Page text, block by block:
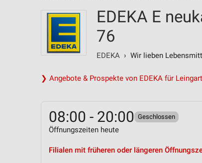
EDEKA E
76
EDEKA › Wir lieben
❯ Angebote & Prospekte von EDEKA für
08:00 - 20:00 Geschlossen
Öffnungszeiten heute
Filialen mit früheren oder längeren